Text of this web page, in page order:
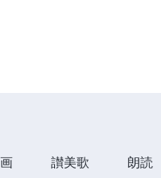
讃美歌 朗読